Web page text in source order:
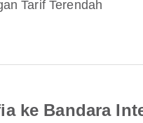
Tarif Terendah
ke Bandara